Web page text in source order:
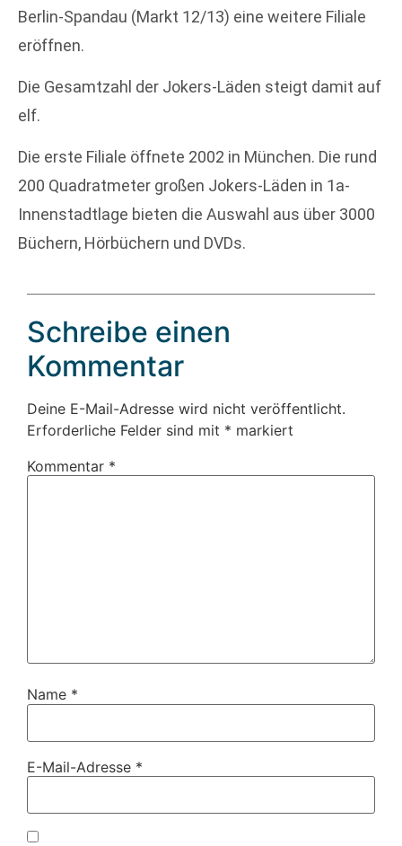
Berlin-Spandau (Markt 12/13) eine weitere Filiale
eröffnen.
Die Gesamtzahl der Jokers-Läden steigt damit auf
elf.
Die erste Filiale öffnete 2002 in München. Die rund
200 Quadratmeter großen Jokers-Läden in 1a-
Innenstadtlage bieten die Auswahl aus über 3000
Büchern, Hörbüchern und DVDs.
Schreibe einen
Kommentar
Deine E-Mail-Adresse wird nicht veröffentlicht.
Erforderliche Felder sind mit * markiert
Kommentar *
Name *
E-Mail-Adresse *